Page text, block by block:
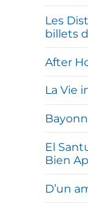
Les
billets
After
La Vie
El
Bien
D’un